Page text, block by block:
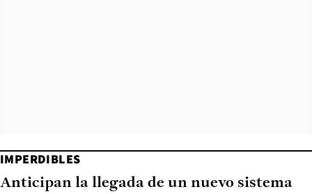
IMPERDIBLES
Anticipan la llegada de un nuevo sistema